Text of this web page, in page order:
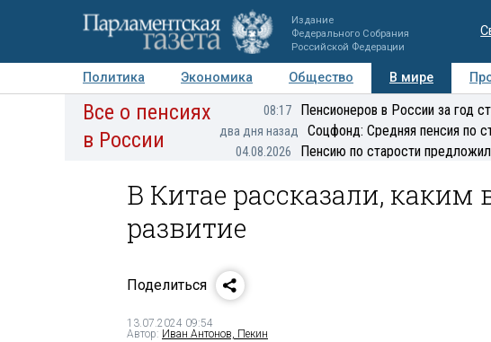
Издание
Федерального Собрания
Российской Федерации
Политика Экономика Общество В мире
Авторы Персоны Мнения Регионы
Все о пенсиях
в России
08:17 Пенсионеров в России за год
два дня назад Соцфонд: Средняя пенсия по
04.08.2026 Пенсию по старости
В Китае рассказали, каким
развитие
Поделиться
13.07.2024 09:54
Автор: Иван Антонов, Пекин